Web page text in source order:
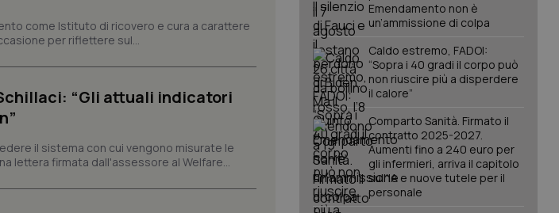
come Istituto di ricovero e cura a carattere
per riflettere sul...
“Gli attuali indicatori
il sistema con cui vengono misurate le
lettera firmata dall'assessore al Welfare...
Emendamento non è
un’ammissione di colpa
Caldo estremo, FADOI:
“Sopra i 40 gradi il corpo può
non riuscire più a disperdere
il calore”
Comparto Sanità. Firmato il
contratto 2025-2027.
Aumenti fino a 240 euro per
gli infermieri, arriva il capitolo
sull'IA e nuove tutele per il
personale
Statistici Marketing
abilitandone funzionalità di base quali la navigazione sulle pagine
Scadenza
Descrizione